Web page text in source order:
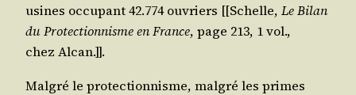
usines occu­pant 42.774 ouvriers [[Schelle, Le Bilan
du Pro­tec­tion­nisme en France, page 213, 1 vol.,
chez Alcan.]].
Mal­gré le pro­tec­tion­nisme, mal­gré les primes